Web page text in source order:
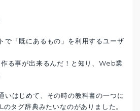
で「既にあるもの」を利用するユーザ
る事が出来るんだ！と知り、Web業
いはじめて、その時の教科書の一つに
タグ辞典みたいなのがありました。